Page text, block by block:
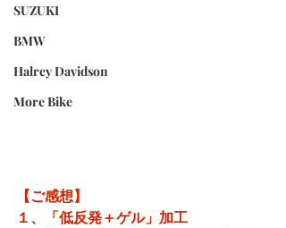
SUZUKI
BMW
Halrey Davidson
More Bike
【ご感想】
１、「低反発＋ゲル」加工